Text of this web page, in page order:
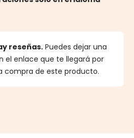
reseñas. Puedes dejar una
el enlace que te llegará por
compra de este producto.